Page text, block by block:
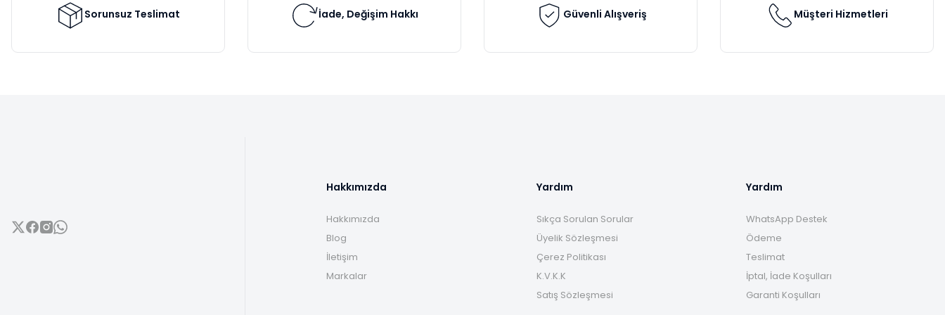
Bu ürüne benzer farklı alternatifler olmalı.
Sorunsuz Teslimat İade, Değişim Hakkı Güvenli Alışveriş Müşteri Hizmetleri
Hakkımızda
Hakkımızda
Blog
İletişim
Markalar
Yardım
Sıkça Sorulan Sorular
Üyelik Sözleşmesi
Çerez Politikası
K.V.K.K
Satış Sözleşmesi
Yardım
WhatsApp Destek
Ödeme
Teslimat
İptal, İade Koşulları
Garanti Koşulları